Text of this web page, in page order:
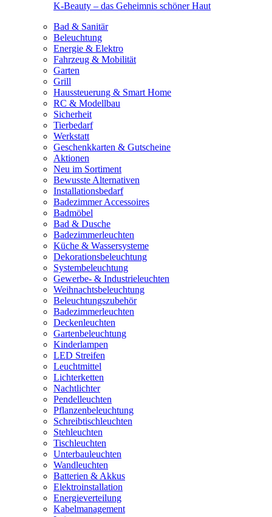
K-Beauty – das Geheimnis schöner Haut
Bad & Sanitär
Beleuchtung
Energie & Elektro
Fahrzeug & Mobilität
Garten
Grill
Haussteuerung & Smart Home
RC & Modellbau
Sicherheit
Tierbedarf
Werkstatt
Geschenkkarten & Gutscheine
Aktionen
Neu im Sortiment
Bewusste Alternativen
Installationsbedarf
Badezimmer Accessoires
Badmöbel
Bad & Dusche
Badezimmerleuchten
Küche & Wassersysteme
Dekorationsbeleuchtung
Systembeleuchtung
Gewerbe- & Industrieleuchten
Weihnachtsbeleuchtung
Beleuchtungszubehör
Badezimmerleuchten
Deckenleuchten
Gartenbeleuchtung
Kinderlampen
LED Streifen
Leuchtmittel
Lichterketten
Nachtlichter
Pendelleuchten
Pflanzenbeleuchtung
Schreibtischleuchten
Stehleuchten
Tischleuchten
Unterbauleuchten
Wandleuchten
Batterien & Akkus
Elektroinstallation
Energieverteilung
Kabelmanagement